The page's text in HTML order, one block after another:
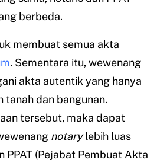
berbeda.
membuat semua akta
. Sementara itu, wewenang
akta autentik yang hanya
tanah dan bangunan.
tersebut, maka dapat
notarylebih luas
PPAT (Pejabat Pembuat Akta